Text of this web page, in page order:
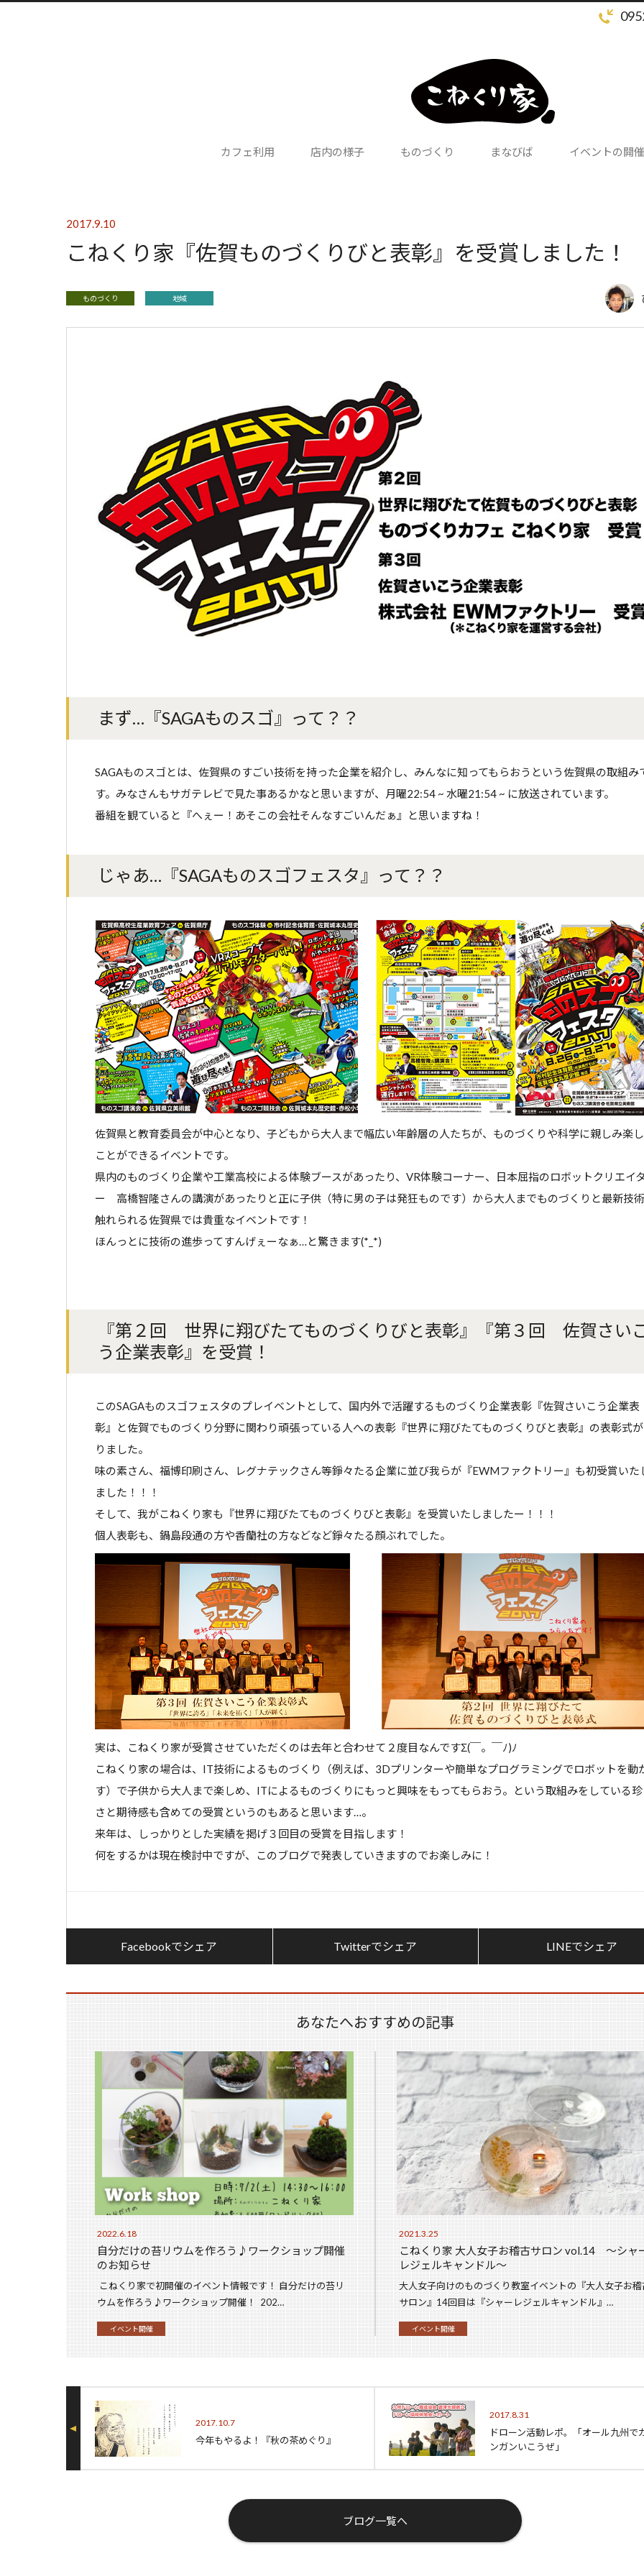
カフェ利用 店内の様子 ものづくり まなびば イベントの開催
2017.9.10
こねくり家『佐賀ものづくりびと表彰』を受賞しました！
ものづくり 地域
まず…『SAGAものスゴ』って？？
SAGAものスゴとは、佐賀県のすごい技術を持った企業を紹介し、みんなに知ってもらおうという佐賀県の取組み
す。みなさんもサガテレビで見た事あるかなと思いますが、月曜22:54 ~ 水曜21:54 ~ に放送されています。
番組を観ていると『へぇー！あそこの会社そんなすごいんだぁ』と思いますね！
じゃあ…『SAGAものスゴフェスタ』って？？
佐賀県と教育委員会が中心となり、子どもから大人まで幅広い年齢層の人たちが、ものづくりや科学に親しみ楽
ことができるイベントです。
県内のものづくり企業や工業高校による体験ブースがあったり、VR体験コーナー、日本屈指のロボットクリエイ
ー 高橋智隆さんの講演があったりと正に子供（特に男の子は発狂ものです）から大人までものづくりと最新技
触れられる佐賀県では貴重なイベントです！
ほんっとに技術の進歩ってすんげぇーなぁ…と驚きます(*_*)
『第２回 世界に翔びたてものづくりびと表彰』『第３回 佐賀さい
う企業表彰』を受賞！
このSAGAものスゴフェスタのプレイベントとして、国内外で活躍するものづくり企業表彰『佐賀さいこう企業表
彰』と佐賀でものづくり分野に関わり頑張っている人への表彰『世界に翔びたてものづくりびと表彰』の表彰式
りました。
味の素さん、福博印刷さん、レグナテックさん等錚々たる企業に並び我らが『EWMファクトリー』も初受賞いた
ました！！！
そして、我がこねくり家も『世界に翔びたてものづくりびと表彰』を受賞いたしましたー！！！
個人表彰も、鍋島段通の方や香蘭社の方などなど錚々たる顔ぶれでした。
実は、こねくり家が受賞させていただくのは去年と合わせて２度目なんですΣ(￣。￣ﾉ)ﾉ
こねくり家の場合は、IT技術によるものづくり（例えば、3Dプリンターや簡単なプログラミングでロボットを動
す）で子供から大人まで楽しめ、ITによるものづくりにもっと興味をもってもらおう。という取組みをしている
さと期待感も含めての受賞というのもあると思います…。
来年は、しっかりとした実績を掲げ３回目の受賞を目指します！
何をするかは現在検討中ですが、このブログで発表していきますのでお楽しみに！
Facebookでシェア Twitterでシェア LINEでシェア
あなたへおすすめの記事
2022.6.18
自分だけの苔リウムを作ろう♪ワークショップ開催
のお知らせ
こねくり家で初開催のイベント情報です！ 自分だけの苔リ
ウムを作ろう♪ワークショップ開催！ 202…
イベント開催
2021.3.25
こねくり家 大人女子お稽古サロン vol.14 〜シャ
レジェルキャンドル〜
大人女子向けのものづくり教室イベントの『大人女子お稽
サロン』14回目は『シャーレジェルキャンドル』…
イベント開催
2017.10.7
今年もやるよ！『秋の茶めぐり』
2017.8.31
ドローン活動レポ。「オール九州で
ンガンいこうぜ」
ブログ一覧へ